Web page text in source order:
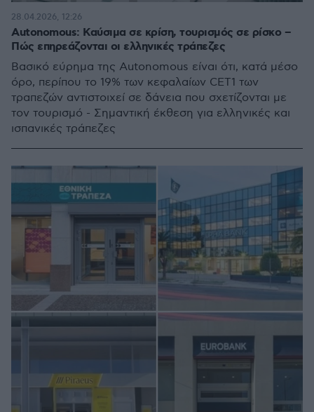
Autonomous: Καύσιμα σε κρίση, τουρισμός σε ρίσκο –
Πώς επηρεάζονται οι ελληνικές τράπεζες
Βασικό εύρημα της Autonomous είναι ότι, κατά μέσο
όρο, περίπου το 19% των κεφαλαίων CET1 των
τραπεζών αντιστοιχεί σε δάνεια που σχετίζονται με
τον τουρισμό - Σημαντική έκθεση για ελληνικές και
ισπανικές τράπεζες
28.04.2026, 12:26